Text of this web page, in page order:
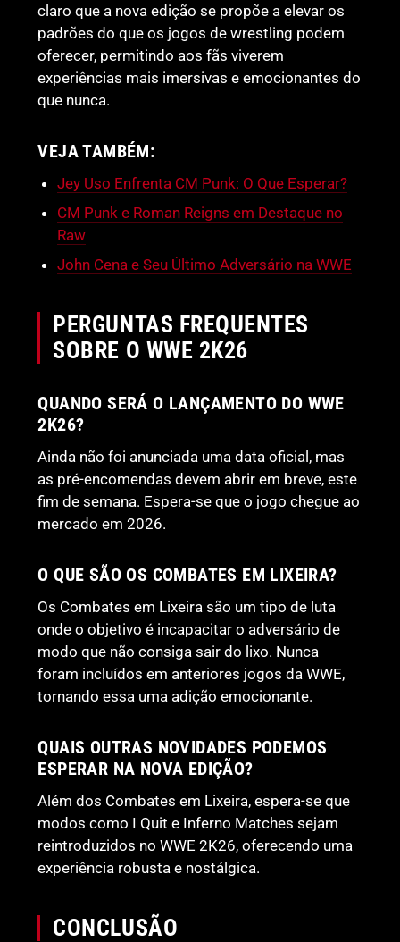
claro que a nova edição se propõe a elevar os
padrões do que os jogos de wrestling podem
oferecer, permitindo aos fãs viverem
experiências mais imersivas e emocionantes do
que nunca.
VEJA TAMBÉM:
Jey Uso Enfrenta CM Punk: O Que Esperar?
CM Punk e Roman Reigns em Destaque no
Raw
John Cena e Seu Último Adversário na WWE
PERGUNTAS FREQUENTES
SOBRE O WWE 2K26
QUANDO SERÁ O LANÇAMENTO DO WWE
2K26?
Ainda não foi anunciada uma data oficial, mas
as pré-encomendas devem abrir em breve, este
fim de semana. Espera-se que o jogo chegue ao
mercado em 2026.
O QUE SÃO OS COMBATES EM LIXEIRA?
Os Combates em Lixeira são um tipo de luta
onde o objetivo é incapacitar o adversário de
modo que não consiga sair do lixo. Nunca
foram incluídos em anteriores jogos da WWE,
tornando essa uma adição emocionante.
QUAIS OUTRAS NOVIDADES PODEMOS
ESPERAR NA NOVA EDIÇÃO?
Além dos Combates em Lixeira, espera-se que
modos como I Quit e Inferno Matches sejam
reintroduzidos no WWE 2K26, oferecendo uma
experiência robusta e nostálgica.
CONCLUSÃO